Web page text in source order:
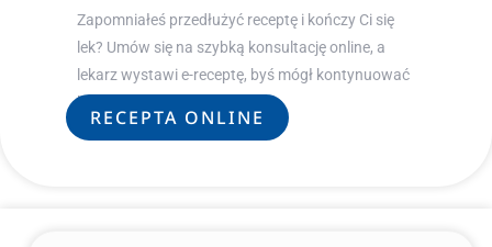
Zapomniałeś przedłużyć receptę i kończy Ci się
lek? Umów się na szybką konsultację online, a
lekarz wystawi e-receptę, byś mógł kontynuować
leczenie.
RECEPTA ONLINE